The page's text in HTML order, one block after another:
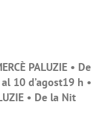
PALUZIE • De
10 d’agost19 h •
• De la Nit